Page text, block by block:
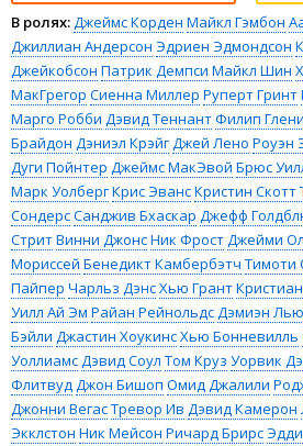
В ролях:Джеймс Корден Майкл Гэмбон
Джиллиан Андерсон Эдриен Эдмондсон
Джейкобсон Патрик Демпси Майкл Шин
МакГрегор Сиенна Миллер Руперт Гринт
Марго Робби Дэвид ТеннантФилип
Брайдон Дэниэл КрэйгДжей Лено Роуэн
Дуги Пойнтер Джеймс МакЭвой Брюс
Марк УолбергКрис ЭвансКристин Скотт
СондерсСанджив Бхаскар Джефф
СтритВинни ДжонсНик ФростДжейми
Мориссей Бенедикт Камбербэтч Тимоти
Пайпер Чарльз ДэнсХью Грант
Уилл Ай Эм Райан РейнольдсДэмиэн
Бэйли Джастин ХоукинсХью Бонневилль
УоллиамсДэвид Соул Том Круз Уорвик
ФлитвудДжон Бишоп Омид Джалили
Джонни ВегасТревор Ив Дэвид Камерон
Экклстон Ник Мейсон Ричард Брирс